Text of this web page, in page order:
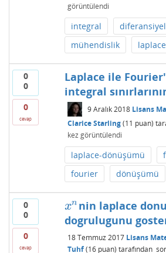
görüntülendi
integral
mühendislik
0
0
0
cevap
Laplace ile
integral
9 Aralık 2018 Lisans
Clarice Starling (11 puan)
kez görüntülendi
laplace-dönüşümü
fourier
dönüşümü
0
0
0
cevap
xn
xn nin laplace
dogrulugunu
18 Temmuz 2017 Lisans
Tuhf (16puan) tarafından